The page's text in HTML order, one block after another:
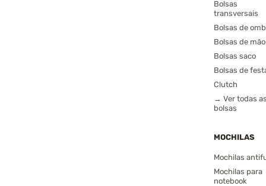
Bolsas
transversais
Bolsas de
Bolsas de mão
Bolsas saco
Bolsas de
Clutch
→ Ver todas
bolsas
MOCHILAS
Mochilas
Mochilas para
notebook